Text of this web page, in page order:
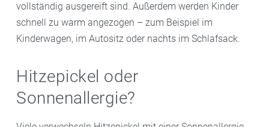
vollständig ausgereift sind. Außerdem werden Kinder
schnell zu warm angezogen – zum Beispiel im
Kinderwagen, im Autositz oder nachts im Schlafsack.
Hitzepickel oder
Sonnenallergie?